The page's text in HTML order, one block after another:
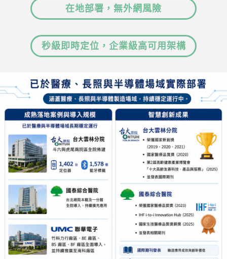
在地部署，無外網風險
秒級即時定位，企業級高可用架構